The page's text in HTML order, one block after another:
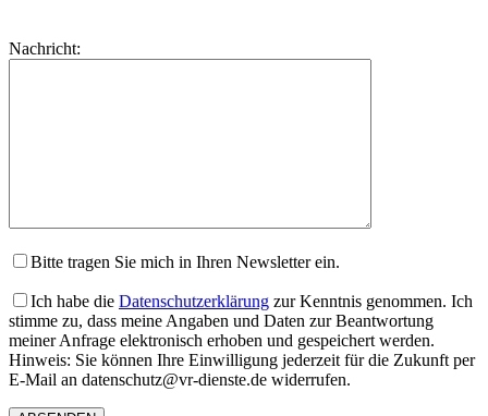
dieses
lasse
Nachricht:
Bitte tragen Sie mich in Ihren Newsletter ein.
Ich habe die Datenschutzerklärung zur Kenntnis genommen. Ich
stimme zu, dass meine Angaben und Daten zur Beantwortung
meiner Anfrage elektronisch erhoben und gespeichert werden.
Hinweis: Sie können Ihre Einwilligung jederzeit für die Zukunft per
E-Mail an datenschutz@vr-dienste.de widerrufen.